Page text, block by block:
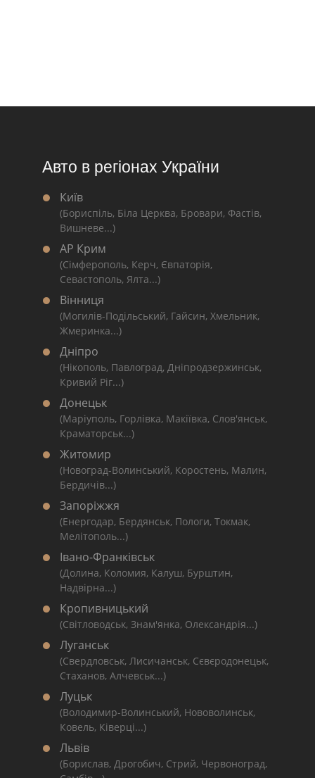
Авто в регіонах України
Київ
(Бориспіль, Біла Церква, Бровари, Фастів,
Вишневе...)
АР Крим
(Сімферополь, Керч, Євпаторія,
Севастополь, Ялта...)
Вінниця
(Могилів-Подільський, Гайсин, Хмельник,
Жмеринка...)
Дніпро
(Нікополь, Павлоград, Дніпродзержинськ,
Кривий Ріг...)
Донецьк
(Маріуполь, Горлівка, Макіївка, Слов'янськ,
Краматорськ...)
Житомир
(Новоград-Волинський, Коростень, Малин,
Бердичів...)
Запоріжжя
(Енергодар, Бердянськ, Пологи, Токмак,
Мелітополь...)
Івано-Франківськ
(Долина, Коломия, Калуш, Бурштин,
Надвірна...)
Кропивницький
(Світловодськ, Знам'янка, Олександрія...)
Луганськ
(Свердловськ, Лисичанськ, Сєвєродонецьк,
Стаханов, Алчевськ...)
Луцьк
(Володимир-Волинський, Нововолинськ,
Ковель, Ківерці...)
Львів
(Борислав, Дрогобич, Стрий, Червоноград,